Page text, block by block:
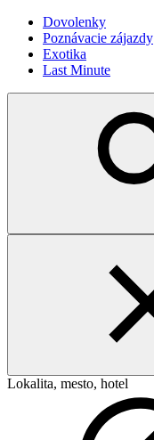
Dovolenky
Poznávacie zájazdy
Exotika
Last Minute
Lokalita, mesto, hotel